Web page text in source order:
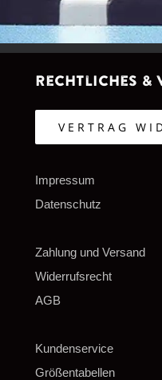
Rechtliches &
VERTRAG
Impressum
Datenschutz
Zahlung und Versand
Widerrufsrecht
AGB
Kundenservice
Größentabellen